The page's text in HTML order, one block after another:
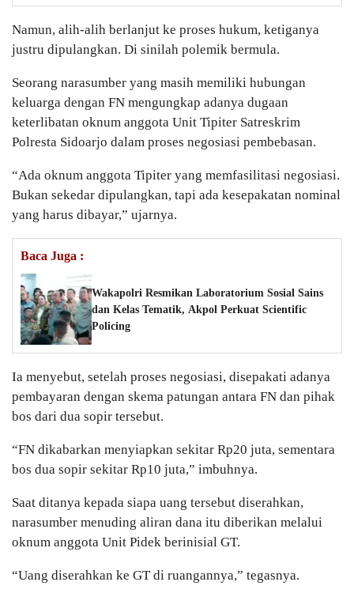
Namun, alih-alih berlanjut ke proses hukum, ketiganya
justru dipulangkan. Di sinilah polemik bermula.
Seorang narasumber yang masih memiliki hubungan
keluarga dengan FN mengungkap adanya dugaan
keterlibatan oknum anggota Unit Tipiter Satreskrim
Polresta Sidoarjo dalam proses negosiasi pembebasan.
“Ada oknum anggota Tipiter yang memfasilitasi negosiasi.
Bukan sekedar dipulangkan, tapi ada kesepakatan nominal
yang harus dibayar,” ujarnya.
Baca Juga :
Wakapolri Resmikan Laboratorium Sosial Sains
dan Kelas Tematik, Akpol Perkuat Scientific
Policing
Ia menyebut, setelah proses negosiasi, disepakati adanya
pembayaran dengan skema patungan antara FN dan pihak
bos dari dua sopir tersebut.
“FN dikabarkan menyiapkan sekitar Rp20 juta, sementara
bos dua sopir sekitar Rp10 juta,” imbuhnya.
Saat ditanya kepada siapa uang tersebut diserahkan,
narasumber menuding aliran dana itu diberikan melalui
oknum anggota Unit Pidek berinisial GT.
“Uang diserahkan ke GT di ruangannya,” tegasnya.